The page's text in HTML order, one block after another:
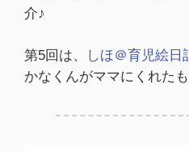
介♪
第5回は、 しほ＠育児絵日
かなくんがママにくれた